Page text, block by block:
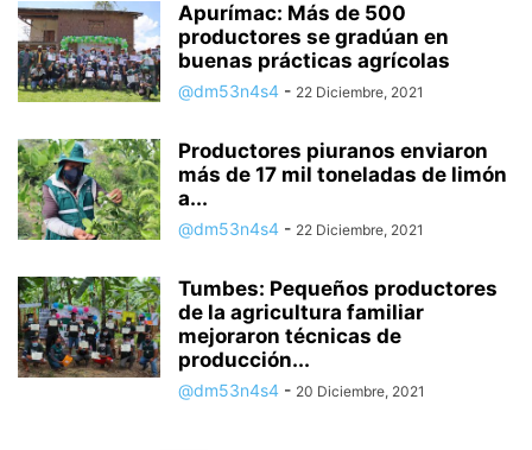
Apurímac: Más de 500
productores se gradúan en
buenas prácticas agrícolas
@dm53n4s4 - 22 Diciembre, 2021
Productores piuranos enviaron
más de 17 mil toneladas de limón
a...
@dm53n4s4 - 22 Diciembre, 2021
Tumbes: Pequeños productores
de la agricultura familiar
mejoraron técnicas de
producción...
@dm53n4s4 - 20 Diciembre, 2021